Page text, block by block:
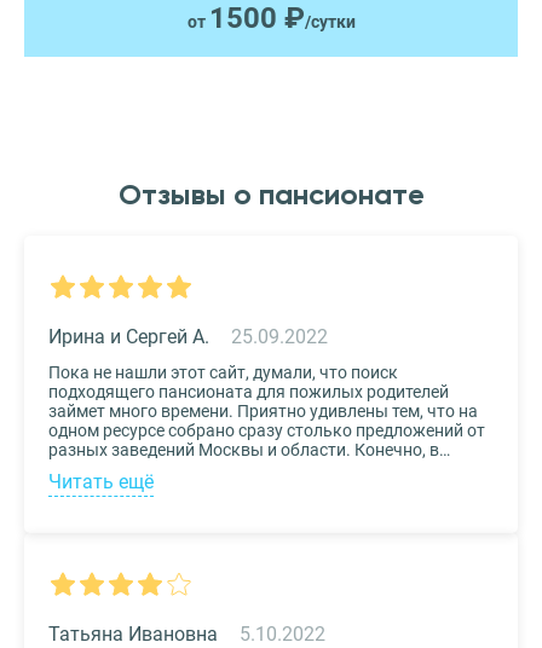
от 1500 ₽/сутки
Отзывы о пансионате
25.09.2022
Ирина и Сергей А.
Пока не нашли этот сайт, думали, что поиск
подходящего пансионата для пожилых родителей
займет много времени. Приятно удивлены тем, что на
одном ресурсе собрано сразу столько предложений от
разных заведений Москвы и области. Конечно, в
приоритете был выбор по месту расположения –
хотелось бы, чтоб пансионат находился недалеко от
подробная, что определиться на наиболее подходящем
сервис!
Читать ещё
5.10.2022
Татьяна Ивановна